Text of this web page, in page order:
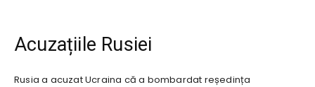
Acuzațiile Rusiei
Rusia a acuzat Ucraina că a bombardat reședința